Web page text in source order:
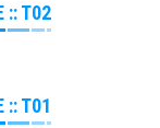
:: T02
:: T01